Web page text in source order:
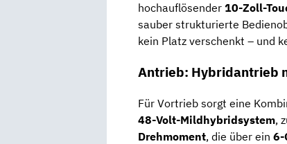
hochauflösender 10-Zoll-
sauber strukturierte
kein Platz verschenkt – und
Antrieb: Hybridantrieb
Für Vortrieb sorgt eine
48-Volt-Mildhybridsystem,
Drehmoment, die über ein 6-